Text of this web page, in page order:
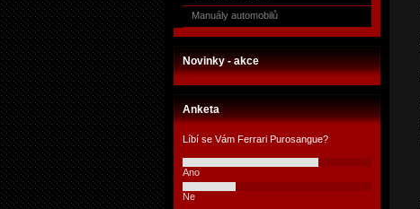
Manuály automobilů
Novinky - akce
Anketa
Líbí se Vám Ferrari Purosangue?
Ano
Ne